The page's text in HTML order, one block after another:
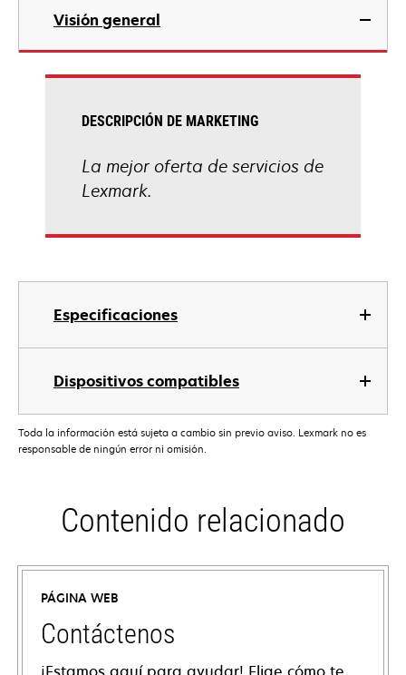
Visión general
Especificaciones
Dispositivos compatibles
DESCRIPCIÓN DE MARKETING
La mejor oferta de servicios de
Lexmark.
Toda la información está sujeta a cambio sin previo aviso. Lexmark no es
responsable de ningún error ni omisión.
Contenido relacionado
PÁGINA WEB
Contáctenos